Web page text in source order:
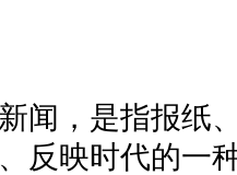
新闻，是指报纸
反映时代的一